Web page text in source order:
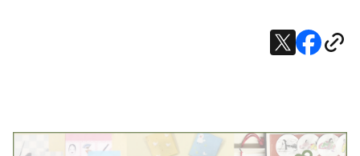
X
で
Facebook
で
URL
す